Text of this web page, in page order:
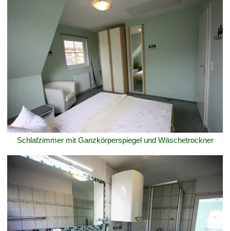
Schlafzimmer mit Ganzkörperspiegel und Wäschetrockner